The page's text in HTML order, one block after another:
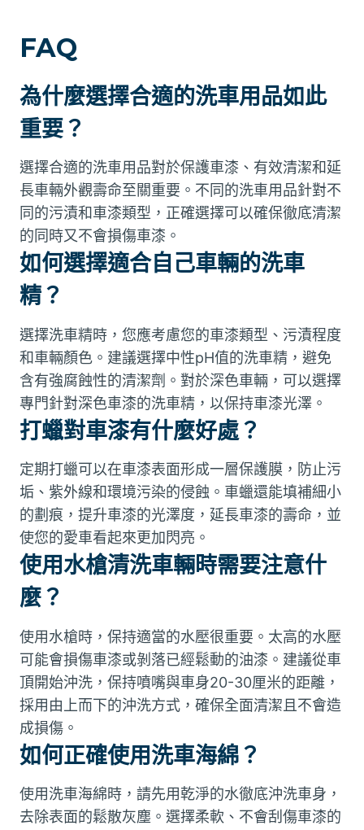
FAQ
為什麼選擇合適的洗車用品如此
重要？
選擇合適的洗車用品對於保護車漆、有效清潔和延
長車輛外觀壽命至關重要。不同的洗車用品針對不
同的污漬和車漆類型，正確選擇可以確保徹底清潔
的同時又不會損傷車漆。
如何選擇適合自己車輛的洗車
精？
選擇洗車精時，您應考慮您的車漆類型、污漬程度
和車輛顏色。建議選擇中性pH值的洗車精，避免
含有強腐蝕性的清潔劑。對於深色車輛，可以選擇
專門針對深色車漆的洗車精，以保持車漆光澤。
打蠟對車漆有什麼好處？
定期打蠟可以在車漆表面形成一層保護膜，防止污
垢、紫外線和環境污染的侵蝕。車蠟還能填補細小
的劃痕，提升車漆的光澤度，延長車漆的壽命，並
使您的愛車看起來更加閃亮。
使用水槍清洗車輛時需要注意什
麼？
使用水槍時，保持適當的水壓很重要。太高的水壓
可能會損傷車漆或剝落已經鬆動的油漆。建議從車
頂開始沖洗，保持噴嘴與車身20-30厘米的距離，
採用由上而下的沖洗方式，確保全面清潔且不會造
成損傷。
如何正確使用洗車海綿？
使用洗車海綿時，請先用乾淨的水徹底沖洗車身，
去除表面的鬆散灰塵。選擇柔軟、不會刮傷車漆的